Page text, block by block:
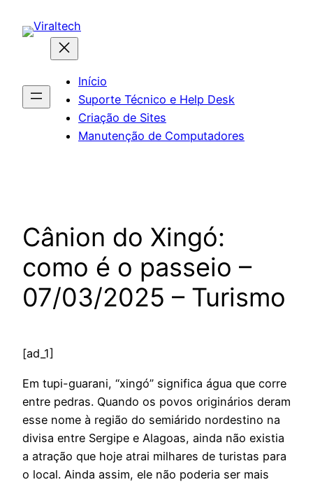
para
Início
Suporte Técnico e Help Desk
Criação de Sites
Manutenção de Computadores
Cânion do Xingó:
como é o passeio –
07/03/2025 – Turismo
[ad_1]
Em tupi-guarani, “xingó” significa água que corre
entre pedras. Quando os povos originários deram
esse nome à região do semiárido nordestino na
divisa entre Sergipe e Alagoas, ainda não existia
a atração que hoje atrai milhares de turistas para
o local. Ainda assim, ele não poderia ser mais